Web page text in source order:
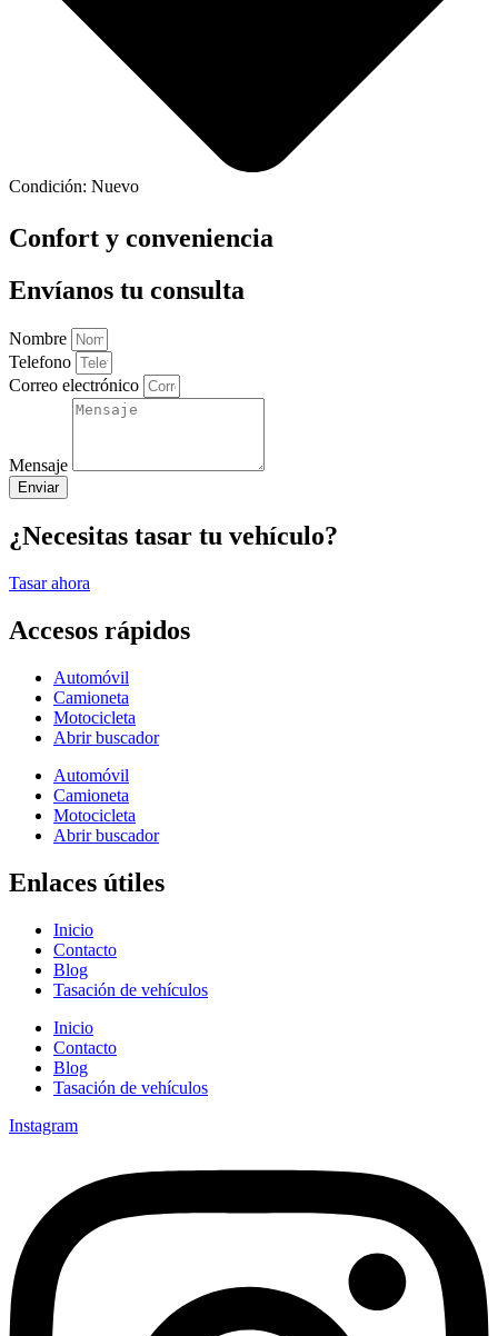
Condición: Nuevo
Confort y conveniencia
Envíanos tu consulta
Nombre
Telefono
Correo electrónico
Mensaje
Enviar
¿Necesitas tasar tu vehículo?
Tasar ahora
Accesos rápidos
Automóvil
Camioneta
Motocicleta
Abrir buscador
Automóvil
Camioneta
Motocicleta
Abrir buscador
Enlaces útiles
Inicio
Contacto
Blog
Tasación de vehículos
Inicio
Contacto
Blog
Tasación de vehículos
Instagram